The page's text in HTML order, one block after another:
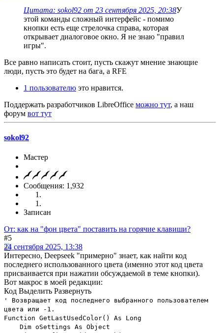
Цитата: sokol92 от 23 сентября 2025, 20:38У
этой команды сложный интерфейс - помимо
кнопки есть еще стрелочка справа, которая
открывает диалоговое окно. Я не знаю "правил
игры".
Все равно написать стоит, пусть скажут мнение знающие
люди, пусть это будет на бага, а RFE
1 пользователю это нравится.
Поддержать разработчиков LibreOffice можно тут, а наш
форум вот тут
sokol92
Мастер
Сообщения: 1,932
Записан
От: как на "фон цвета" поставить на горячие клавиши?
#5
24 сентября 2025, 13:38
Интересно, Deepseek "примерно" знает, как найти код
последнего использованного цвета (именно этот код цвета
присваивается при нажатии обсуждаемой в теме кнопки).
Вот макрос в моей редакции:
Код Выделить Развернуть
' Возвращает код последнего выбранного пользователем
цвета или -1.
Function GetLastUsedColor() As Long
Dim oSettings As Object